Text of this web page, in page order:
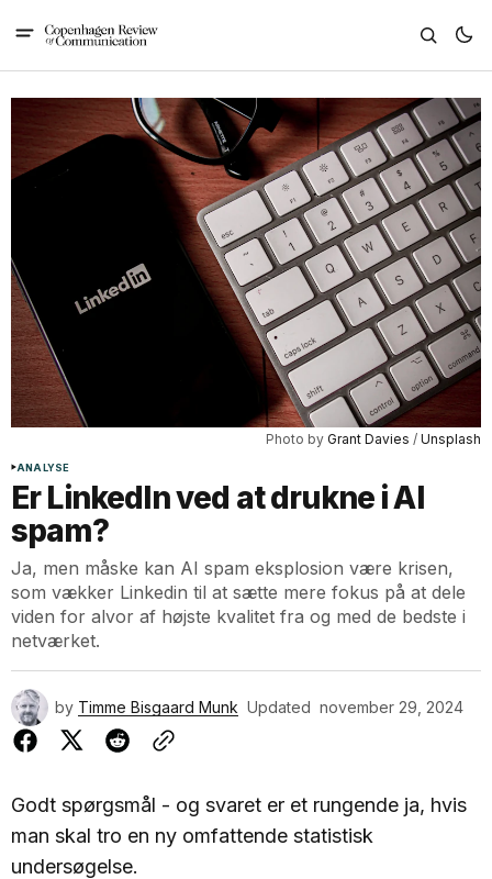
Photo by Grant Davies / Unsplash
ANALYSE
Er LinkedIn ved at drukne i AI
spam?
Ja, men måske kan AI spam eksplosion være krisen,
som vækker Linkedin til at sætte mere fokus på at dele
viden for alvor af højste kvalitet fra og med de bedste i
netværket.
by Timme Bisgaard Munk Updated november 29, 2024
Godt spørgsmål - og svaret er et rungende ja, hvis
man skal tro en ny omfattende statistisk
undersøgelse.